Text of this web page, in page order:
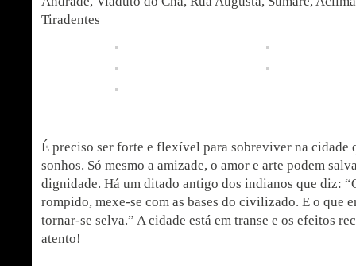
Tiradentes
É preciso ser forte e flexível para sobreviver na cidade
sonhos. Só mesmo a amizade, o amor e arte podem
dignidade. Há um ditado antigo dos indianos que diz:
rompido, mexe-se com as bases do civilizado. E o que
tornar-se selva.” A cidade está em transe e os efeitos
atento!